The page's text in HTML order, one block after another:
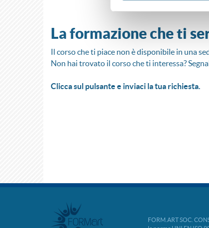
La formazione che ti
Il corso che ti piace non è disponibile in una
Non hai trovato il corso che ti interessa?
Clicca sul pulsante e inviaci la tua richiesta.
FORM.ART SOC.